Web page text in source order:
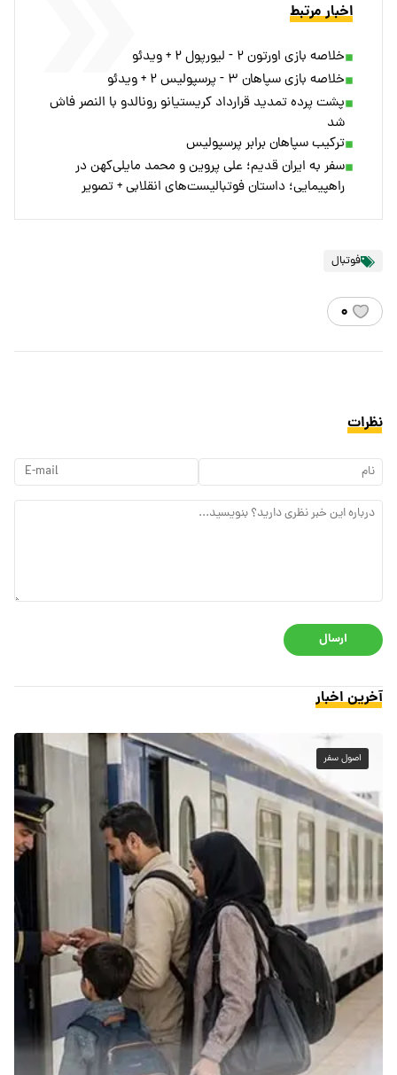
اخبار مرتبط
خلاصه بازی اورتون ۲ - لیورپول ۲ + ویدئو
خلاصه بازی سپاهان ۳ - پرسپولیس ۲ + ویدئو
پشت پرده تمدید قرارداد کریستیانو رونالدو با النصر فاش
شد
ترکیب سپاهان برابر پرسپولیس
سفر به ایران قدیم؛ علی پروین و محمد مایلی‌کهن در
راهپیمایی؛ داستان فوتبالیست‌های انقلابی + تصویر
فوتبال
۰
نظرات
ارسال
آخرین اخبار
اصول سفر